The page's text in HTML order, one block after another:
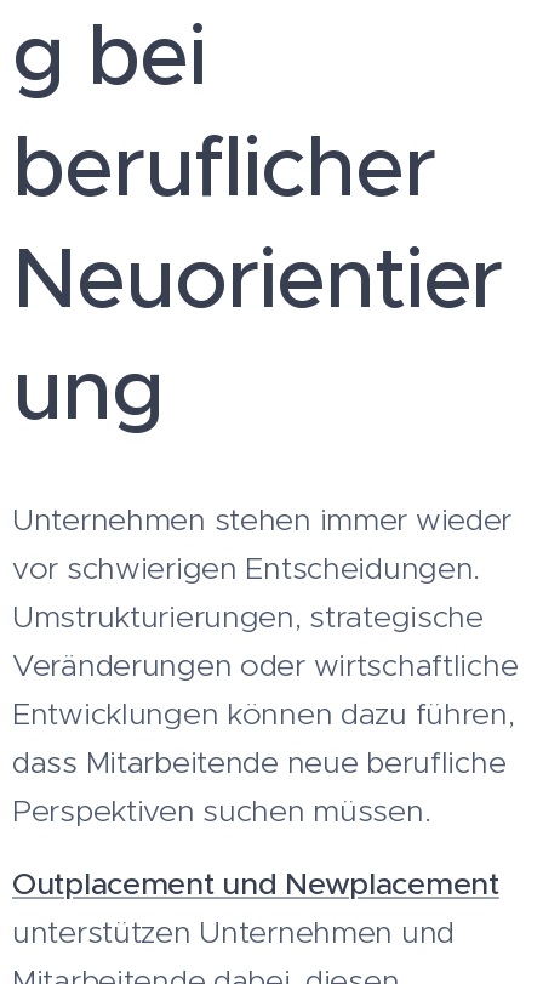
g bei
beruflicher
Neuorientier
ung
Unternehmen stehen immer wieder
vor schwierigen Entscheidungen.
Umstrukturierungen, strategische
Veränderungen oder wirtschaftliche
Entwicklungen können dazu führen,
dass Mitarbeitende neue berufliche
Perspektiven suchen müssen.
Outplacement und Newplacement
unterstützen Unternehmen und